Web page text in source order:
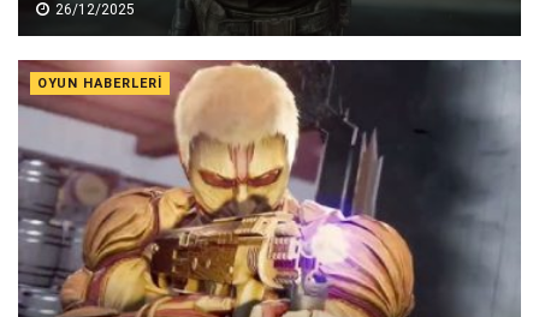
26/12/2025
OYUN HABERLERI